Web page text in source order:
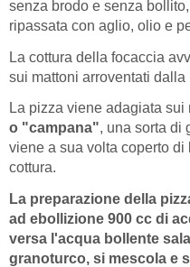
senza brodo e senza
ripassata con aglio, olio e
La cottura della focaccia
sui mattoni arroventati
La pizza viene adagiata sui
o "campana", una sorta di
viene a sua volta coperto
cottura.
La preparazione della
ad ebollizione 900 cc di
versa l'acqua bollente
granoturco, si mescola e